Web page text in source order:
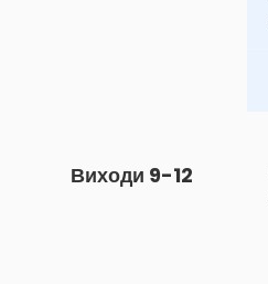
Виходи 9-12